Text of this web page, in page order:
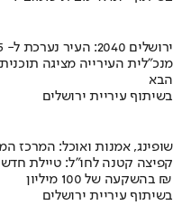
ירושלים 2040: העיר נערכת ל- 1.5 מליון תושבים
מנכ"לית העירייה מציגה
הבא
בשיתוף עיריית ירושלים
שופינג, אמנות ואוכל: המרכז
קפיצה קטנה לחו"ל: טיילת
בהשקעה של 100 מיליון ₪
בשיתוף עיריית ירושלים